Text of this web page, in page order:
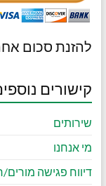
להזנת סכום
קישורים
שירותים
מי אנחנו
דיווח פגישה מורים/